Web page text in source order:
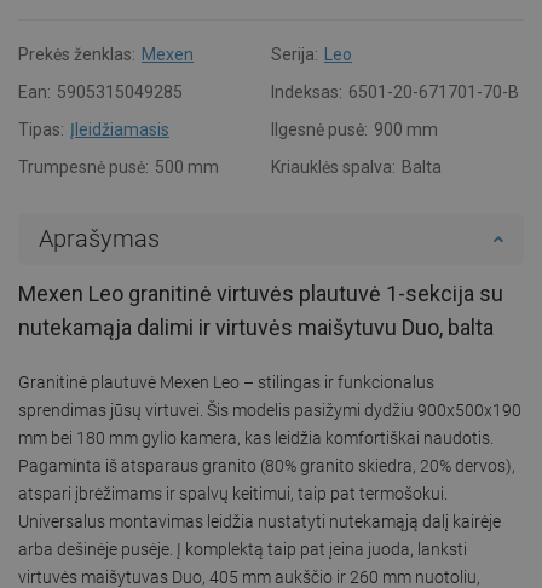
Prekės ženklas: Mexen Serija:
Leo
Ean: 5905315049285 Indeksas: 6501-20-671701-70-B
Tipas: Įleidžiamasis Ilgesnė pusė: 900 mm
Trumpesnė pusė: 500 mm Kriauklės spalva: Balta
Aprašymas
Mexen Leo granitinė virtuvės plautuvė 1-sekcija su
nutekamąja dalimi ir virtuvės maišytuvu Duo, balta
Granitinė plautuvė Mexen Leo – stilingas ir funkcionalus
sprendimas jūsų virtuvei. Šis modelis pasižymi dydžiu 900x500x190
mm bei 180 mm gylio kamera, kas leidžia komfortiškai naudotis.
Pagaminta iš atsparaus granito (80% granito skiedra, 20% dervos),
atspari įbrėžimams ir spalvų keitimui, taip pat termošokui.
Universalus montavimas leidžia nustatyti nutekamąją dalį kairėje
arba dešinėje pusėje. Į komplektą taip pat įeina juoda, lanksti
virtuvės maišytuvas Duo, 405 mm aukščio ir 260 mm nuotoliu,